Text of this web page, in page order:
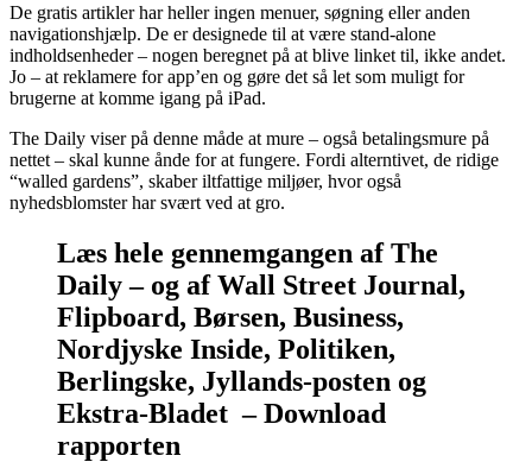
De gratis artikler har heller ingen menuer, søgning eller anden
navigationshjælp. De er designede til at være stand-alone
indholdsenheder – nogen beregnet på at blive linket til, ikke andet.
Jo – at reklamere for app’en og gøre det så let som muligt for
brugerne at komme igang på iPad.
The Daily viser på denne måde at mure – også betalingsmure på
nettet – skal kunne ånde for at fungere. Fordi alterntivet, de ridige
“walled gardens”, skaber iltfattige miljøer, hvor også
nyhedsblomster har svært ved at gro.
Læs hele gennemgangen af The
Daily – og af Wall Street Journal,
Flipboard, Børsen, Business,
Nordjyske Inside, Politiken,
Berlingske, Jyllands-posten og
Ekstra-Bladet – Download
rapporten